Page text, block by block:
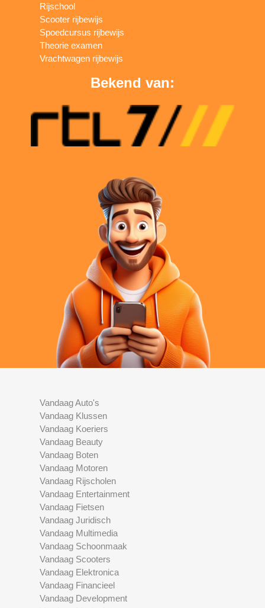
Rijschool
Scooter rijbewijs
Spoedcursus rijbewijs
Theorie examen
Vrachtwagen rijbewijs
Bekend van:
Vandaag Auto's
Vandaag Klussen
Vandaag Koeriers
Vandaag Beauty
Vandaag Boten
Vandaag Motoren
Vandaag Rijscholen
Vandaag Entertainment
Vandaag Fietsen
Vandaag Juridisch
Vandaag Multimedia
Vandaag Schoonmaak
Vandaag Scooters
Vandaag Elektronica
Vandaag Financieel
Vandaag Development